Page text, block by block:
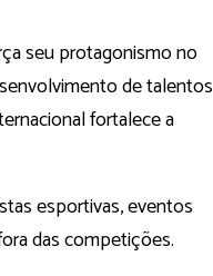
seu protagonismo no
de talentos
fortalece a
esportivas, eventos
das competições.